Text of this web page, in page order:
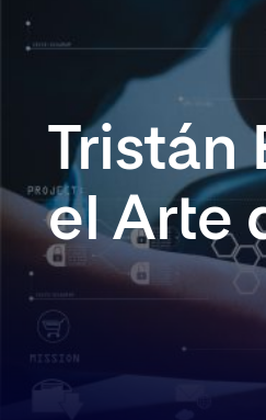
Tristán
el Arte